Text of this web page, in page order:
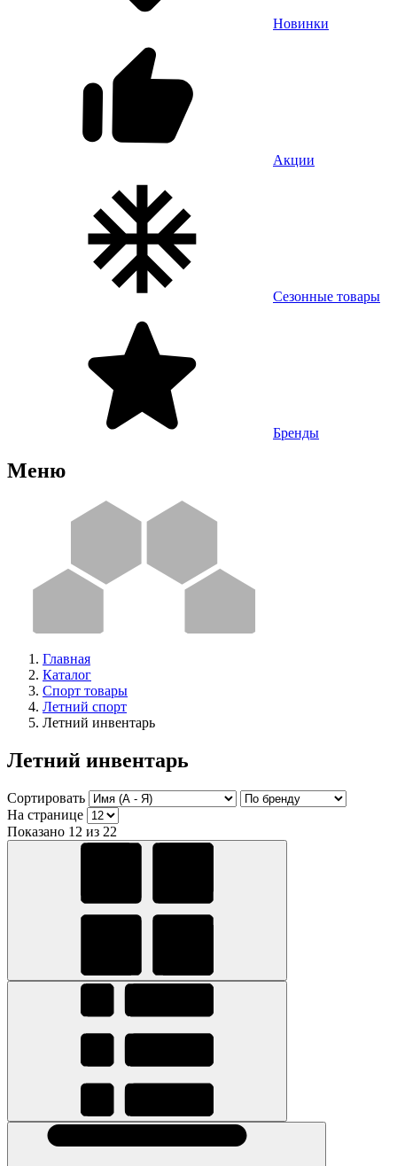
Новинки
Акции
Сезонные товары
Бренды
Меню
Главная
Каталог
Спорт товары
Летний спорт
Летний инвентарь
Летний инвентарь
Сортировать
На странице
Показано 12 из 22